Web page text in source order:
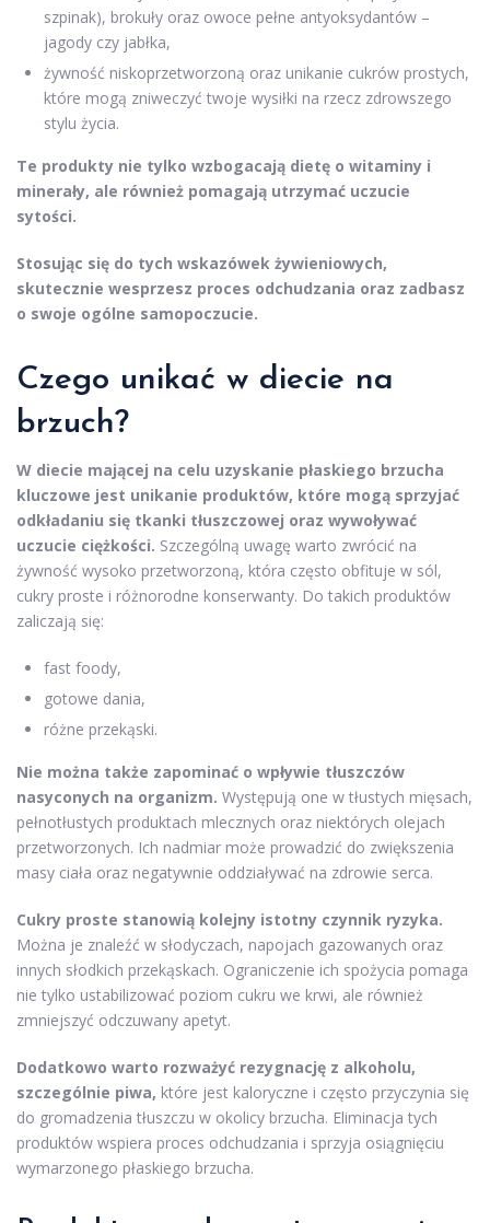
szpinak), brokuły oraz owoce pełne antyoksydantów –
jagody czy jabłka,
żywność niskoprzetworzoną oraz unikanie cukrów prostych,
które mogą zniweczyć twoje wysiłki na rzecz zdrowszego
stylu życia.
Te produkty nie tylko wzbogacają dietę o witaminy i
minerały, ale również pomagają utrzymać uczucie
sytości.
Stosując się do tych wskazówek żywieniowych,
skutecznie wesprzesz proces odchudzania oraz zadbasz
o swoje ogólne samopoczucie.
Czego unikać w diecie na
brzuch?
W diecie mającej na celu uzyskanie płaskiego brzucha
kluczowe jest unikanie produktów, które mogą sprzyjać
odkładaniu się tkanki tłuszczowej oraz wywoływać
uczucie ciężkości. Szczególną uwagę warto zwrócić na
żywność wysoko przetworzoną, która często obfituje w sól,
cukry proste i różnorodne konserwanty. Do takich produktów
zaliczają się:
fast foody,
gotowe dania,
różne przekąski.
Nie można także zapominać o wpływie tłuszczów
nasyconych na organizm. Występują one w tłustych mięsach,
pełnotłustych produktach mlecznych oraz niektórych olejach
przetworzonych. Ich nadmiar może prowadzić do zwiększenia
masy ciała oraz negatywnie oddziaływać na zdrowie serca.
Cukry proste stanowią kolejny istotny czynnik ryzyka.
Można je znaleźć w słodyczach, napojach gazowanych oraz
innych słodkich przekąskach. Ograniczenie ich spożycia pomaga
nie tylko ustabilizować poziom cukru we krwi, ale również
zmniejszyć odczuwany apetyt.
Dodatkowo warto rozważyć rezygnację z alkoholu,
szczególnie piwa, które jest kaloryczne i często przyczynia się
do gromadzenia tłuszczu w okolicy brzucha. Eliminacja tych
produktów wspiera proces odchudzania i sprzyja osiągnięciu
wymarzonego płaskiego brzucha.